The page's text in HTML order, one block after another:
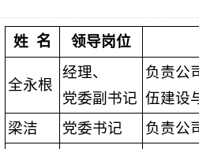
姓 名 领导岗位
全永根
经理、
党委副书记
负责公
伍建设
梁洁
党委书记 负责公